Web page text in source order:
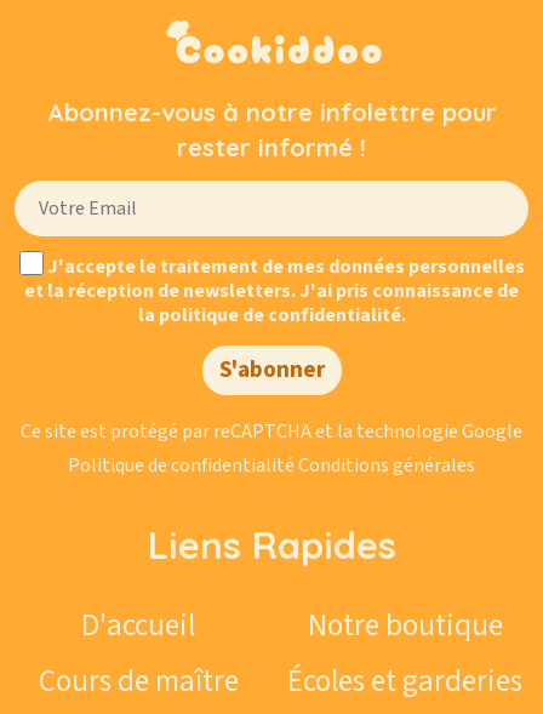
Abonnez-vous à notre infolettre pour
rester informé !
J'accepte le traitement de mes données personnelles
et la réception de newsletters. J'ai pris connaissance de
la politique de confidentialité.
S'abonner
Ce site est protégé par reCAPTCHA et la technologie Google
Politique de confidentialitéConditions générales
Liens Rapides
D'accueil
Cours de maître
Notre boutique
Écoles et garderies